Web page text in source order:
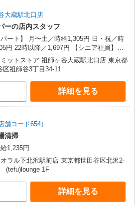
港区芝浦3-20-2 山楽ビル7階 （JR「田町」
口]から徒歩約6分）
大蔵駅北口店
ーの店内スタッフ
パート】 月〜土／時給1,305円 日・祝／時
22時以降／1,697円 【シニア社員】
以上のパート 月〜土／時給1,226円 日・祝
円 22時以降／時給1,594円 【アルバイ
学生 ■専門･大学生 時給1,305円 22時以降／
円 ■高校生 時給1,226円 ★パート・シ
員／日祝は時給＋100円（22時迄）
ットストア 祖師ヶ谷大蔵駅北口店 東京都
区祖師谷3丁目34-11
詳細を見る
舗コード654）
清掃
1,235円
オラル下北沢駅前店 東京都世田谷区北沢2-
(tefu)lounge 1F
詳細を見る